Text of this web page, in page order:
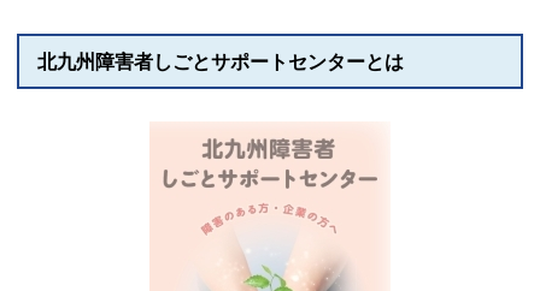
北九州障害者しごとサポートセンターとは